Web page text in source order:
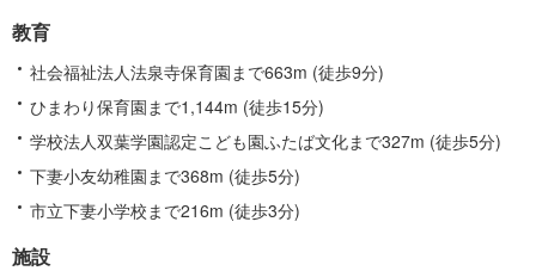
教育
社会福祉法人法泉寺保育園まで663m (徒歩9分)
ひまわり保育園まで1,144m (徒歩15分)
学校法人双葉学園認定こども園ふたば文化まで327m (徒歩5分)
下妻小友幼稚園まで368m (徒歩5分)
市立下妻小学校まで216m (徒歩3分)
施設